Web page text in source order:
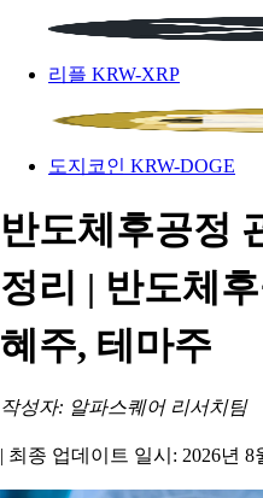
리플 KRW-XRP
도지코인 KRW-DOGE
반도체후공정
정리 | 반도체
혜주, 테마주
작성자: 알파스퀘어 리서치팀
| 최종 업데이트 일시: 2026년 8